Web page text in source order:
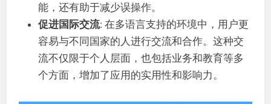
能，还有助于减少误操作。
促进国际交流: 在多语言支持的环境中，用户更
容易与不同国家的人进行交流和合作。这种交
流不仅限于个人层面，也包括业务和教育等多
个方面，增加了应用的实用性和影响力。